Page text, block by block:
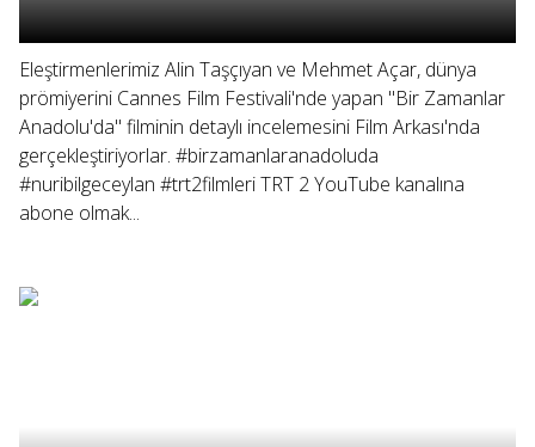
Eleştirmenlerimiz Alin Taşçıyan ve Mehmet Açar, dünya
prömiyerini Cannes Film Festivali'nde yapan "Bir Zamanlar
Anadolu'da" filminin detaylı incelemesini Film Arkası'nda
gerçekleştiriyorlar. #birzamanlaranadoluda
#nuribilgeceylan #trt2filmleri TRT 2 YouTube kanalına
abone olmak...